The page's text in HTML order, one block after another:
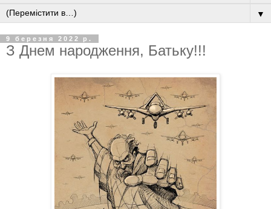
▼
9 березня 2022 р.
З Днем народження, Батьку!!!